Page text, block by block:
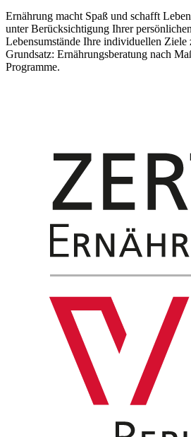
Ernährung macht Spaß und schafft
unter Berücksichtigung Ihrer
Lebensumstände Ihre individuellen Ziele
Grundsatz: Ernährungsberatung nach
Programme.